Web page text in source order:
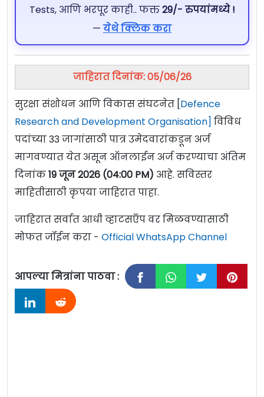
Tests, आणि भरपूर काही.. फक्त29/- रुपयांमध्ये !
— येथे क्लिक करा
जाहिरात दिनांक: 05/06/26
सुरक्षा संशोधन आणि विकास संघटनेत [Defence
Research and Development Organisation] विविध
पदांच्या 33 जागांसाठी पात्र उमेदवारांकडून अर्ज
मागवण्यात येत असून ऑनलाईन अर्ज करण्याचा अंतिम
दिनांक19 जून 2026 (04:00 PM) आहे. सविस्तर
माहितीसाठी कृपया जाहिरात पाहा.
जाहिरात सर्वात आधी व्हाटसऍप वर मिळवण्यासाठी
मोफत जॉईन करा - Official WhatsApp Channel
आपल्या मित्रांना पाठवा :